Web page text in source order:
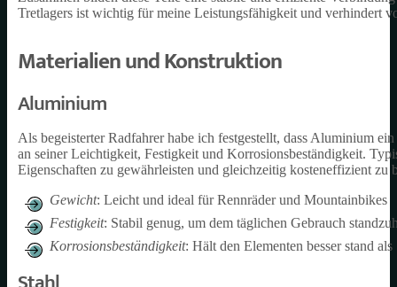
Tretlagers ist wichtig für meine Leistungsfähigkeit und verhindert
Materialien und Konstruktion
Aluminium
Als begeisterter Radfahrer habe ich festgestellt, dass Aluminium
an seiner Leichtigkeit, Festigkeit und Korrosionsbeständigkeit.
Eigenschaften zu gewährleisten und gleichzeitig kosteneffizient zu
Gewicht: Leicht und ideal für Rennräder und Mountainbikes
Festigkeit: Stabil genug, um dem täglichen Gebrauch
Korrosionsbeständigkeit: Hält den Elementen besser stand als